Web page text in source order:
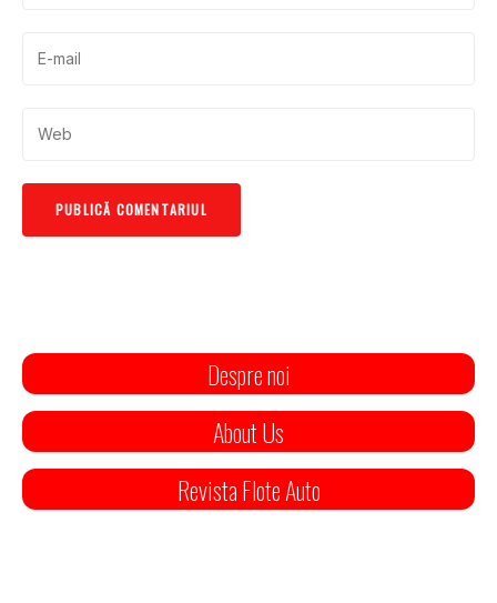
Despre noi
About Us
Revista Flote Auto